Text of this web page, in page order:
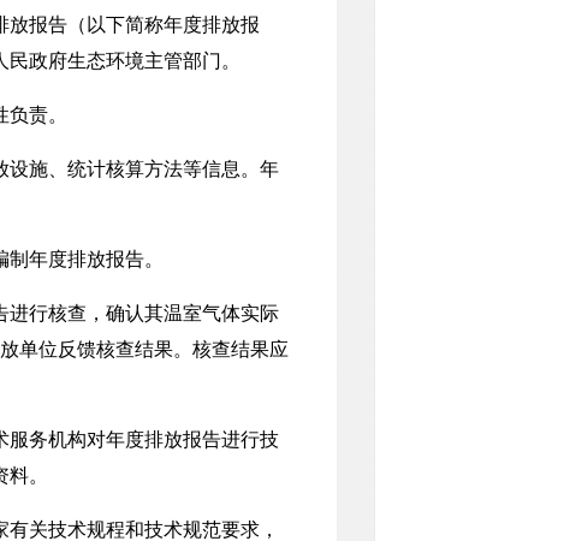
报告（以下简称年度排放报
政府生态环境主管部门。
责。
施、统计核算方法等信息。年
年度排放报告。
行核查，确认其温室气体实际
单位反馈核查结果。核查结果应
务机构对年度排放报告进行技
。
关技术规程和技术规范要求，